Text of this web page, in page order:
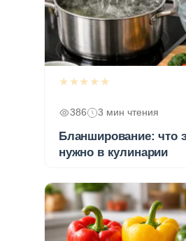
★★★★★
386 3 мин чтения
Бланширование: что
нужно в кулинарии